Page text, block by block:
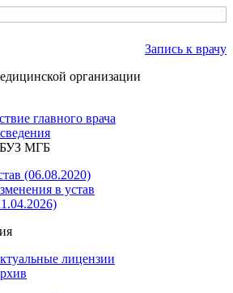
Запись к врачу
организации
главного врача
МГБ
(06.08.2020)
в устав
лицензии